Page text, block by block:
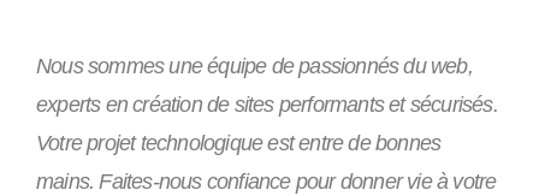
Nous sommes une équipe de passionnés du web,
experts en création de sites performants et sécurisés.
Votre projet technologique est entre de bonnes
mains. Faites-nous confiance pour donner vie à votre